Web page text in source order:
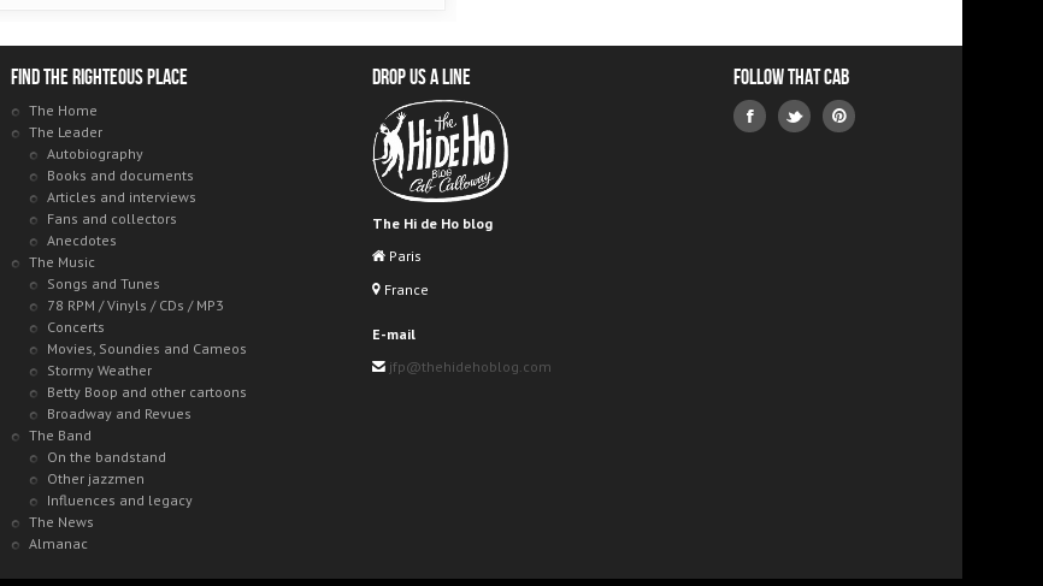
Find the righteous place
The Home
The Leader
Autobiography
Books and documents
Articles and interviews
Fans and collectors
Anecdotes
The Music
Songs and Tunes
78 RPM / Vinyls / CDs / MP3
Concerts
Movies, Soundies and Cameos
Stormy Weather
Betty Boop and other cartoons
Broadway and Revues
The Band
On the bandstand
Other jazzmen
Influences and legacy
The News
Almanac
Drop us a line
The Hi de Ho blog
Paris
France
E-mail
jfp@thehidehoblog.com
Follow that Cab